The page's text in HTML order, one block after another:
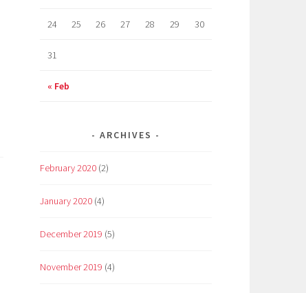
« Feb
24 25 26 27 28 29 30
31
ARCHIVES
February 2020 (2)
January 2020 (4)
December 2019 (5)
November 2019 (4)